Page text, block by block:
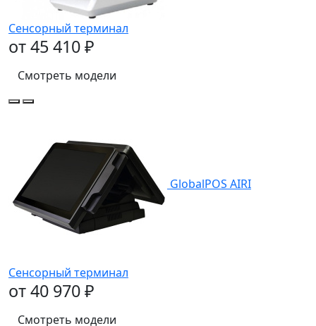
Сенсорный терминал
от 45 410 ₽
Смотреть модели
GlobalPOS AIRI
Сенсорный терминал
от 40 970 ₽
Смотреть модели